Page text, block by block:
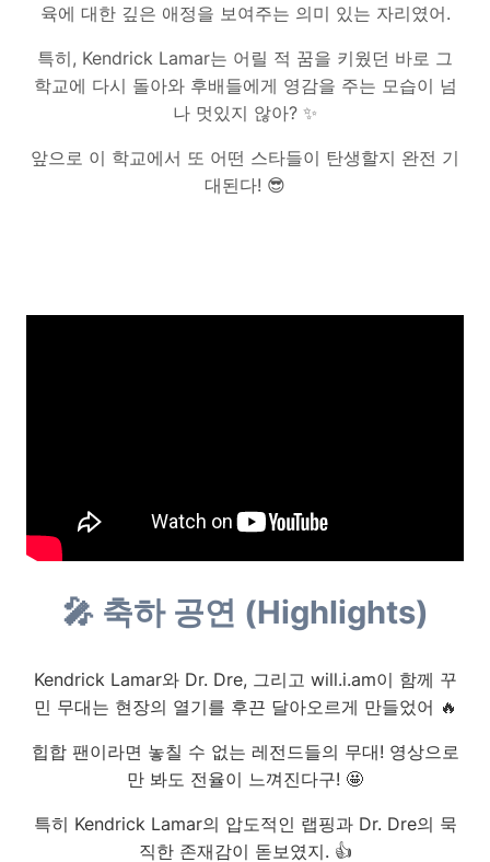
육에 대한 깊은 애정을 보여주는 의미 있는 자리였어.
특히, Kendrick Lamar는 어릴 적 꿈을 키웠던 바로 그
학교에 다시 돌아와 후배들에게 영감을 주는 모습이 넘
나 멋있지 않아? ✨
앞으로 이 학교에서 또 어떤 스타들이 탄생할지 완전 기
대된다! 😎
🎤 축하 공연 (Highlights)
Kendrick Lamar와 Dr. Dre, 그리고 will.i.am이 함께 꾸
민 무대는 현장의 열기를 후끈 달아오르게 만들었어 🔥
힙합 팬이라면 놓칠 수 없는 레전드들의 무대! 영상으로
만 봐도 전율이 느껴진다구! 🤩
특히 Kendrick Lamar의 압도적인 랩핑과 Dr. Dre의 묵
직한 존재감이 돋보였지. 👍